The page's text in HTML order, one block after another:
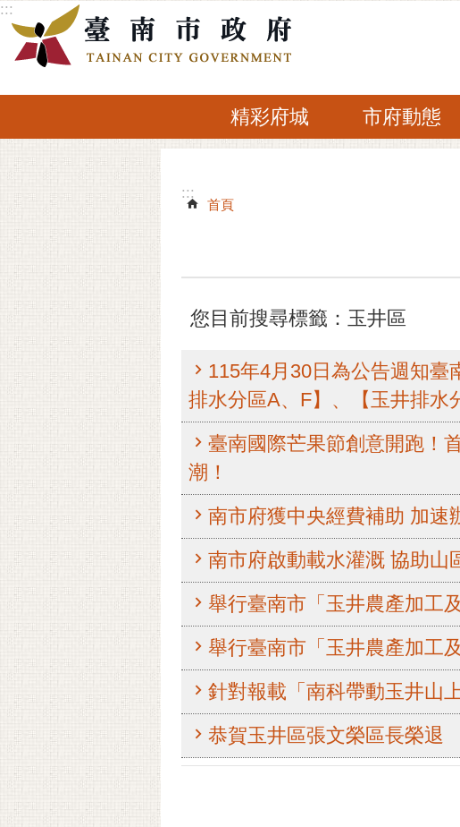
跳到主要內容區塊
:::
精彩府城 市府動態
:::
:::
首頁
您目前搜尋標籤：玉井區
115年4月30日為公告週知
排水分區A、F】、【玉井排水
臺南國際芒果節創意開跑！
潮！
南市府獲中央經費補助 加速
南市府啟動載水灌溉 協助山
舉行臺南市「玉井農產加工
舉行臺南市「玉井農產加工
針對報載「南科帶動玉井山
恭賀玉井區張文榮區長榮退